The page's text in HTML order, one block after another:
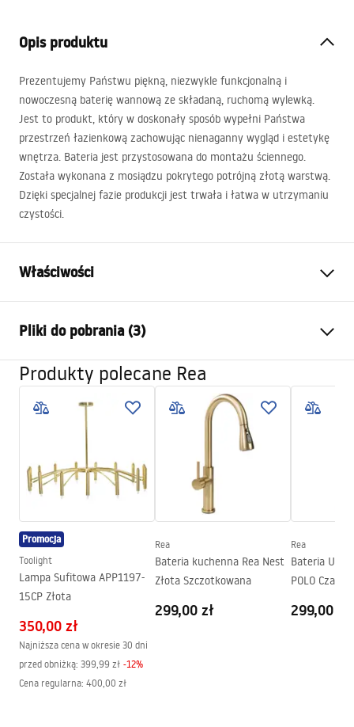
Opis produktu
Prezentujemy Państwu piękną, niezwykle funkcjonalną i
nowoczesną baterię wannową ze składaną, ruchomą wylewką.
Jest to produkt, który w doskonały sposób wypełni Państwa
przestrzeń łazienkową zachowując nienaganny wygląd i estetykę
wnętrza. Bateria jest przystosowana do montażu ściennego.
Została wykonana z mosiądzu pokrytego potrójną złotą warstwą.
Dzięki specjalnej fazie produkcji jest trwała i łatwa w utrzymaniu
czystości.
Właściwości
Sposób montażu:
Kolor:
Złoty
Rodzaj wylewki:
Ruchoma
Materiał:
Mosiądz, ABS
Zasięg wylewki:
Wysokość (mm):
120mm
Powłoka:
PVD
1/2 cala
Rozstaw przyłączy:
Model
MY1902-3G
Gwarancja
Pliki do pobrania (3)
Instrukcja montażu
Faucet.pdf
Warranty_Terms_and_Conditions_Faucets_-_5.pdf
Pielęgnacja
Pielegnacja.pdf
Produkty polecane Rea
Promocja
Toolight
Lampa Sufitowa APP1197-
15CP Złota
350,00 zł
Najniższa cena w okresie 30 dni
przed obniżką: 399,99 zł -12%
Cena regularna: 400,00 zł
Rea
Bateria kuchenna Rea Nest
Złota Szczotkowana
299,00 zł
Rea
Bateria
POLO
299,00 zł